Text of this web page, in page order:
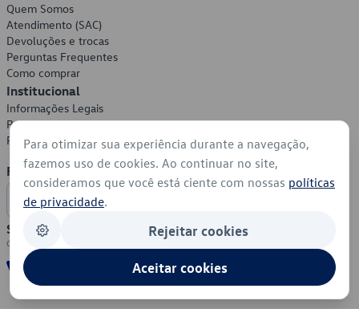
Quem Somos
Atendimento (SAC)
Devoluções e trocas
Perguntas Frequentes
Como comprar
Institucional
Informações Legais
Política de Privacidade
Política de Cookies
Formas de Pagamento
Segurança
Para otimizar sua experiência durante a navegação,
fazemos uso de cookies. Ao continuar no site,
consideramos que você está ciente com nossas políticas
de privacidade.
Rejeitar cookies
Aceitar cookies